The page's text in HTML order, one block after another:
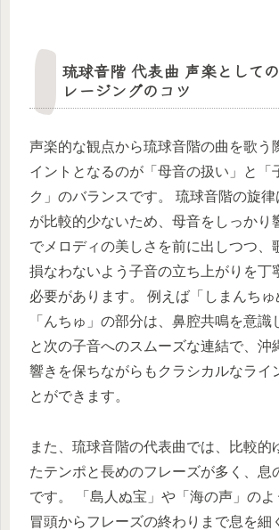
琉球音階 代表曲 声楽として
レージングのコツ
声楽的な観点から琉球音階の曲を歌う
イントとなるのが「母音の扱い」と「
ク」のバランスです。 琉球音階の旋
が比較的少ないため、母音をしっかり
でメロディの美しさを前に出しつつ、
損なわないよう子音の立ち上がりを丁
必要があります。 例えば「しまんち
「んちゅ」の部分は、鼻腔共鳴を意識
と次の子音へのスムーズな連結で、沖
響きを保ちながらもクラシカルなライ
とができます。
また、琉球音階の代表曲では、比較的
たテンポと長めのフレーズが多く、息
です。 「島人ぬ宝」や「海の声」のよ
冒頭からフレーズの終わりまで息を細